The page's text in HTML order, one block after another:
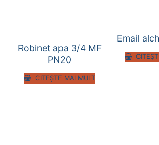
Robinet apa 3/4 MF
PN20
CITEȘTE MAI MULT
Email